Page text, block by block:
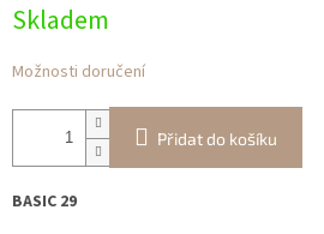
cena:
Skladem
Možnosti doručení
Přidat do košíku
BASIC 29